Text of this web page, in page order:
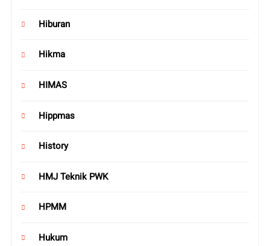
Hiburan
Hikma
HIMAS
Hippmas
History
HMJ Teknik PWK
HPMM
Hukum